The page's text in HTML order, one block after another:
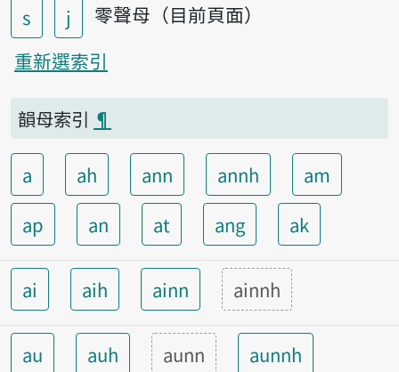
s
j
零聲母（目前頁面）
重新選索引
韻母索引 ¶
a ah ann annh
am
ap
an at ang ak
ai aih ainn ainnh
au auh aunn aunnh